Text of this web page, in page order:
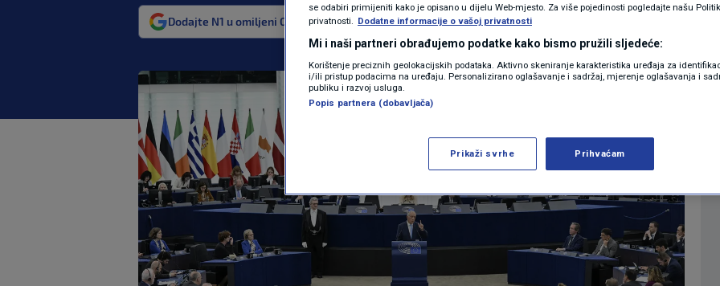
KLIMATSKE PROMJENE
FOTO
VIDEO
Dodajte N1 u omiljeni Google izvor Više
se odabiri primijeniti kako je opisano u dijelu Web-mjesto. Za više pojedinosti pogledajte našu
privatnosti. Dodatne informacije o vašoj privatnosti
Mi i naši partneri obrađujemo podatke kako bismo pružili sljedeće:
Korištenje preciznih geolokacijskih podataka. Aktivno skeniranje karakteristika uređaja za
i/ili pristup podacima na uređaju. Personalizirano oglašavanje i sadržaj, mjerenje oglašavanja i
publiku i razvoj usluga.
Popis partnera (dobavljača)
Prikaži svrhe Prihvaćam